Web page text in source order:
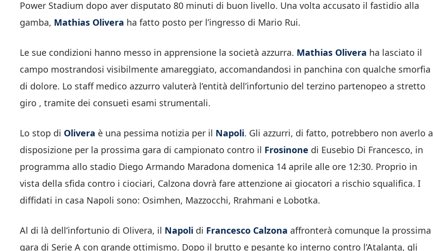
Power Stadium dopo aver disputato 80 minuti di buon livello. Una volta accusato il fastidio alla
gamba, Mathias Olivera ha fatto posto per l’ingresso di Mario Rui.
Le sue condizioni hanno messo in apprensione la società azzurra. Mathias Olivera ha lasciato il
campo mostrandosi visibilmente amareggiato, accomandandosi in panchina con qualche smorfia
di dolore. Lo staff medico azzurro valuterà l’entità dell’infortunio del terzino partenopeo a stretto
giro , tramite dei consueti esami strumentali.
Lo stop di Olivera è una pessima notizia per il Napoli. Gli azzurri, di fatto, potrebbero non averlo a
disposizione per la prossima gara di campionato contro il Frosinone di Eusebio Di Francesco, in
programma allo stadio Diego Armando Maradona domenica 14 aprile alle ore 12:30. Proprio in
vista della sfida contro i ciociari, Calzona dovrà fare attenzione ai giocatori a rischio squalifica. I
diffidati in casa Napoli sono: Osimhen, Mazzocchi, Rrahmani e Lobotka.
Al di là dell’infortunio di Olivera, il Napoli di Francesco Calzona affronterà comunque la prossima
gara di Serie A con grande ottimismo. Dopo il brutto e pesante ko interno contro l’Atalanta, gli